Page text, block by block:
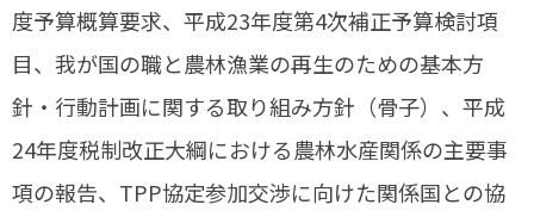
度予算概算要求、平成23年度第4次補正予算検討項
目、我が国の職と農林漁業の再生のための基本方
針・行動計画に関する取り組み方針（骨子）、平成
24年度税制改正大綱における農林水産関係の主要事
項の報告、TPP協定参加交渉に向けた関係国との協